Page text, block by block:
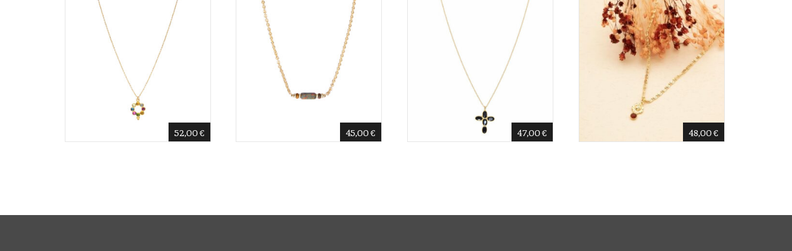
52,00€ 45,00€ 47,00€ 48,00€